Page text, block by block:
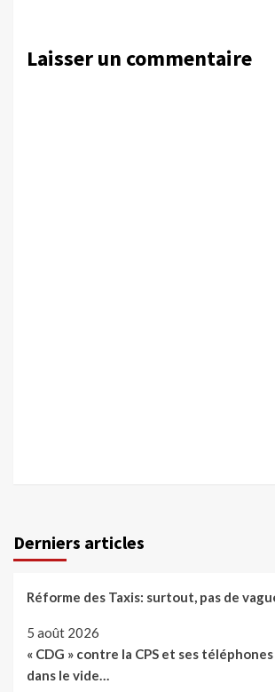
Laisser un commentaire
Derniers articles
Réforme des Taxis: surtout, pas de
5 août 2026
« CDG » contre la CPS et ses
dans le vide…